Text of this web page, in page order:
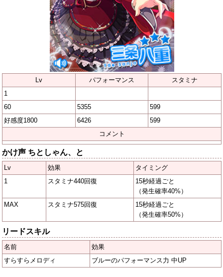
Lv パフォーマンス
スタミナ
1
60
5355
599
好感度1800
6426
599
コメント
かけ声 ちとしゃん、と
Lv 効果
タイミング
1
スタミナ440回復
15秒経過ごと
（発生確率40%）
MAX
スタミナ575回復
15秒経過ごと
（発生確率50%）
リードスキル
名前
効果
すらすらメロディ
ブルーのパフォーマンス力 中UP